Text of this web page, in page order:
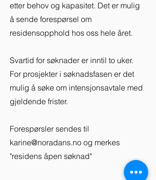
etter behov og kapasitet. Det er mulig
å sende forespørsel om
residensopphold hos oss hele året.
Svartid for søknader er inntil to uker.
For prosjekter i søknadsfasen er det
mulig å søke om intensjonsavtale med
gjeldende frister.
Forespørsler sendes til
karine@noradans.no og merkes
"residens åpen søknad"